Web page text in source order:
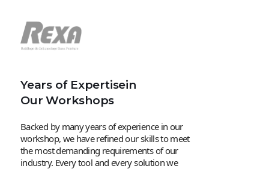
Years of Expertisein
Our Workshops
Backed by many years of experience in our
workshop, we have refined our skills to meet
the most demanding requirements of our
industry. Every tool and every solution we